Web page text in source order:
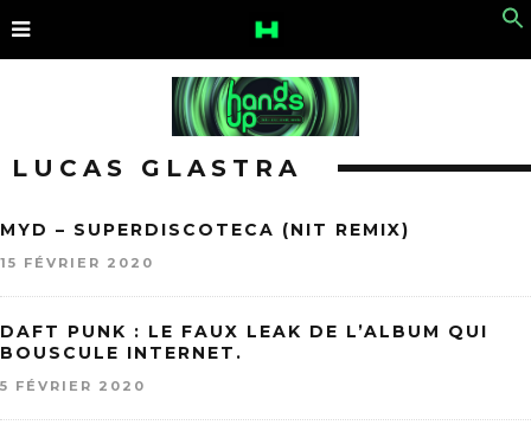
LUCAS GLASTRA
MYD – SUPERDISCOTECA (NIT REMIX)
15 FÉVRIER 2020
DAFT PUNK : LE FAUX LEAK DE L’ALBUM QUI
BOUSCULE INTERNET.
5 FÉVRIER 2020